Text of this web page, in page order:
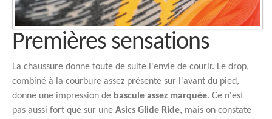
Premières sensations
La chaussure donne toute de suite l'envie de courir. Le drop,
combiné à la courbure assez présente sur l'avant du pied,
donne une impression de bascule assez marquée. Ce n'est
pas aussi fort que sur une Asics Glide Ride, mais on constate